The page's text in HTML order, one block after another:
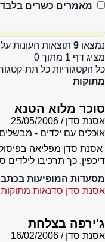
מאמרים כשרים בלבד
נמצאו 9 תוצאות העונות
מציג דף 1 מתוך 0
כל הקטגוריות כל תת-
מתוקות
סוכר מלוא הטנא
אסנת סדן
25/05/2006
אוכלים עם ילדים -
אסנת סדן מפליאה
דיכפין. כך תרכיבו
מסעדות המופיעות
אסנת סדן סדנאות מתוקות
ג'ירפה בצלחת
אסנת סדן
16/02/2006